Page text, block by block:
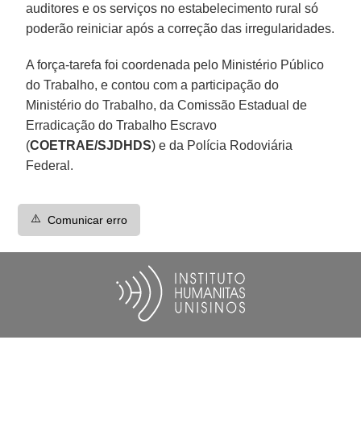
auditores e os serviços no estabelecimento rural só
poderão reiniciar após a correção das irregularidades.
A força-tarefa foi coordenada pelo Ministério Público
do Trabalho, e contou com a participação do
Ministério do Trabalho, da Comissão Estadual de
Erradicação do Trabalho Escravo
(COETRAE/SJDHDS) e da Polícia Rodoviária
Federal.
⚠️ Comunicar erro